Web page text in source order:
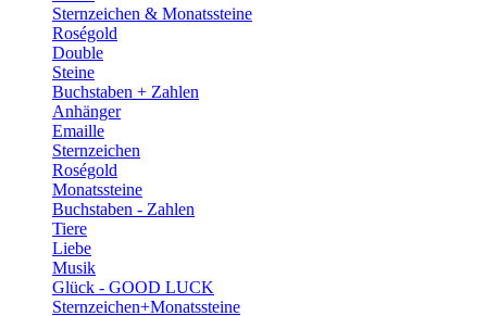
Sternzeichen & Monatssteine
Roségold
Double
Steine
Buchstaben + Zahlen
Anhänger
Emaille
Sternzeichen
Roségold
Monatssteine
Buchstaben - Zahlen
Tiere
Liebe
Musik
Glück - GOOD LUCK
Sternzeichen+Monatssteine